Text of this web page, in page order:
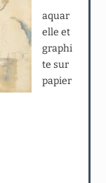
aquar
elle et
graphi
te sur
papier